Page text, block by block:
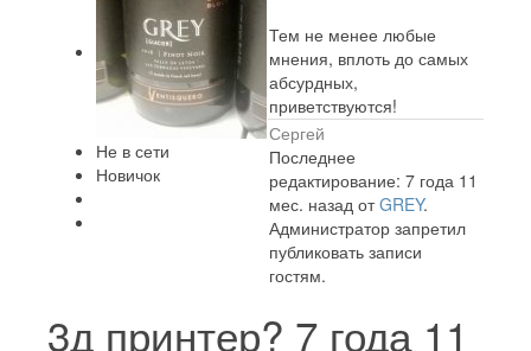
Не в сети
Новичок
Тем не менее любые
мнения, вплоть до самых
абсурдных,
приветствуются!
Сергей
Последнее
редактирование: 7 года 11
мес. назад отGREY.
Администратор запретил
публиковать записи
гостям.
3д принтер? 7 года 11